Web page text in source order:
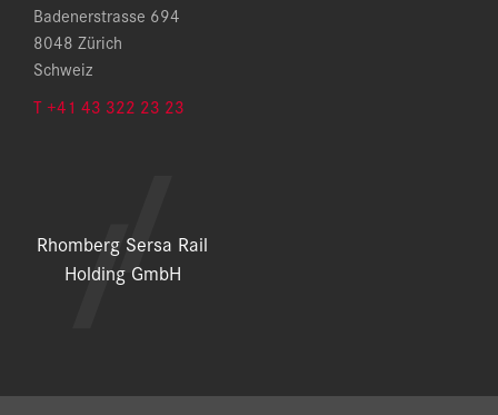
Badenerstrasse 694
8048 Zürich
Schweiz
T +41 43 322 23 23
Rhomberg Sersa Rail
Holding GmbH